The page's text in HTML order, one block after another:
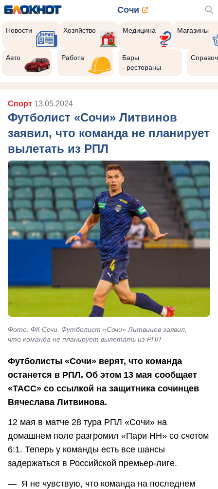
Сочи
Новости Хозяйство Медицина Магазины
Авто Работа
Бары
- рестораны
Спорт 13.05.2024
Футболист «Сочи» Литвинов
заявил, что команда не планирует
вылетать из РПЛ
Фото: ФК Сочи. Футболист «Сочи» Литвинов заявил,
что команда не планирует вылетать из РПЛ
Футболисты «Сочи» верят, что команда
останется в РПЛ. Об этом 13 мая сообщает
«ТАСС» со ссылкой на защитника сочинцев
Вячеслава Литвинова.
12 мая в матче 28 тура РПЛ «Сочи» на
домашнем поле разгромил «Пари НН» со счетом
6:1. Теперь у команды есть все шансы
задержаться в Российской премьер-лиге.
— Я не чувствую, что команда на последнем